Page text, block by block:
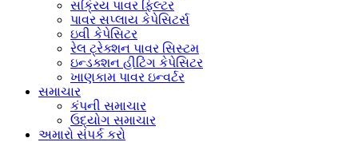
સક્રિય પાવર ફિલ્ટર
પાવર સપ્લાય કેપેસિટર્સ
ઇવી કેપેસિટર
રેલ ટ્રેક્શન પાવર સિસ્ટમ
ઇન્ડક્શન હીટિંગ કેપેસિટર
ખાણકામ પાવર ઇન્વર્ટર
સમાચાર
કંપની સમાચાર
ઉદ્યોગ સમાચાર
અમારો સંપર્ક કરો